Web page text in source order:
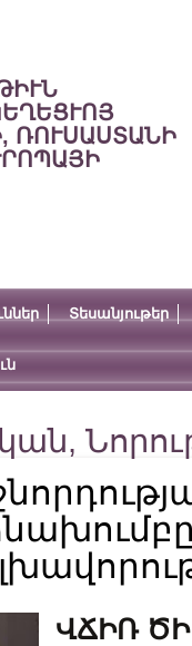
ՌՈՒՍԱՍՏԱՆԻ
Տեսանյութեր
,
ՎՃԻՌ